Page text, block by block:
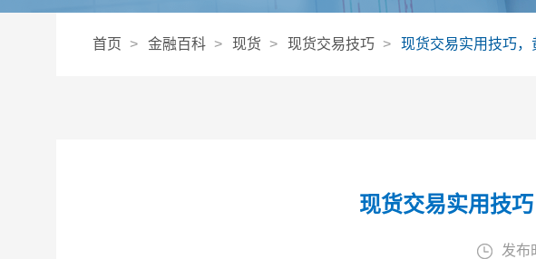
首页 金融百科 现货 现货交易技巧 现货交易实用技巧
现货交易实用技
发布